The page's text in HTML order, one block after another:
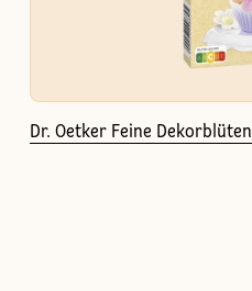
Dr. Oetker Feine Dekorblüten